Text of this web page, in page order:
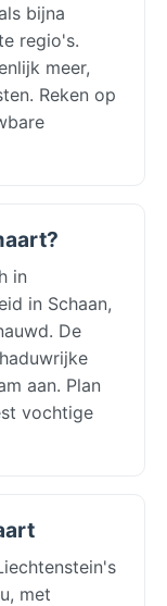
bijna
regio's.
meer,
Reken op
in
in Schaan,
De
aan. Plan
vochtige
met